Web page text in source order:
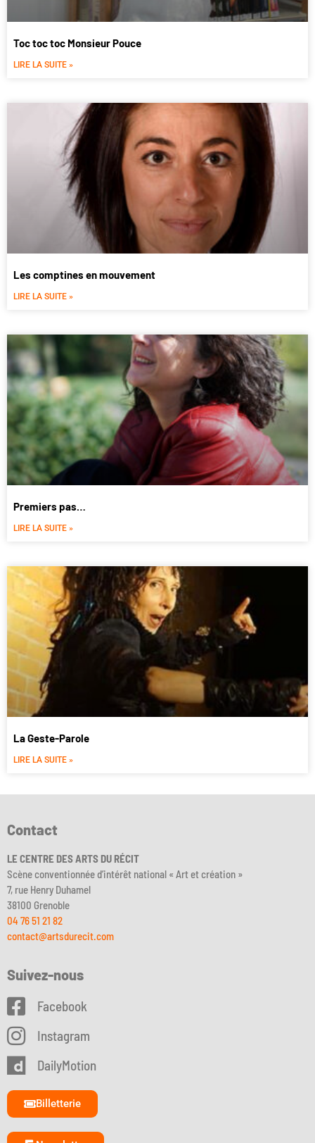
Toc toc toc Monsieur Pouce
LIRE LA SUITE »
Les comptines en mouvement
LIRE LA SUITE »
Premiers pas…
LIRE LA SUITE »
La Geste-Parole
LIRE LA SUITE »
Contact
LE CENTRE DES ARTS DU RÉCIT
Scène conventionnée d’intérêt national « Art et création »
7, rue Henry Duhamel
38100 Grenoble
04 76 51 21 82
contact@artsdurecit.com
Suivez-nous
Facebook
Instagram
DailyMotion
Billetterie